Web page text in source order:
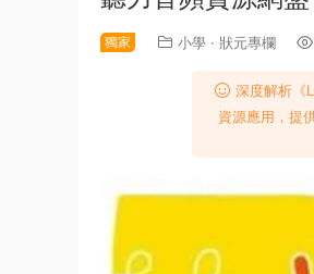
獨家 小學 · 狀元專欄
深度解析《
資源應用，提